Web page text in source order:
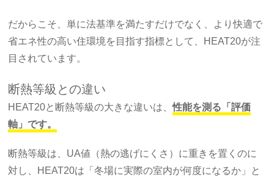
だからこそ、単に法基準を満たすだけでなく、より快適で
省エネ性の高い住環境を目指す指標として、HEAT20が注
目されています。
断熱等級との違い
HEAT20と断熱等級の大きな違いは、性能を測る「評価
軸」です。
断熱等級は、UA値（熱の逃げにくさ）に重きを置くのに
対し、HEAT20は「冬場に実際の室内が何度になるか」と